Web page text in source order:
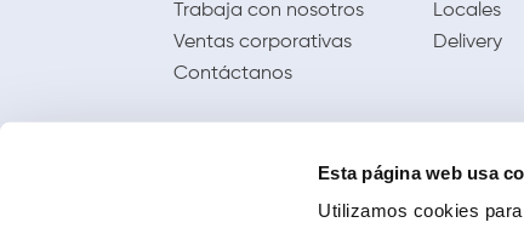
Esta página web usa
Utilizamos cookies
Trabaja con nosotros
Ventas corporativas
Contáctanos
Locales
Delivery